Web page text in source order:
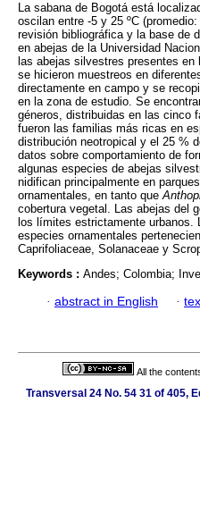
La sabana de Bogotá está
oscilan entre -5 y 25 ºC
revisión bibliográfica y la base de
en abejas de la Universidad
las abejas silvestres presentes
se hicieron muestreos en
directamente en campo y se
en la zona de estudio. Se
géneros, distribuidas en las cinco
fueron las familias más ricas en
distribución neotropical y el 25 %
datos sobre comportamiento de
algunas especies de abejas
nidifican principalmente en
ornamentales, en tanto que
cobertura vegetal. Las abejas del
los límites estrictamente
especies ornamentales
Caprifoliaceae, Solanaceae y
Keywords : Andes; Colombia;
· abstract in English ·
All the
Transversal 24 No. 54 31 of 405,